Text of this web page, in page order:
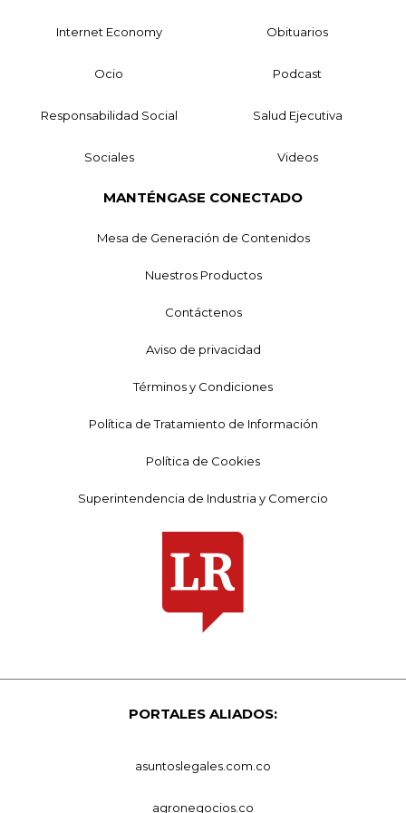
Internet Economy Obituarios
Ocio Podcast
Responsabilidad Social Salud Ejecutiva
Sociales Videos
MANTÉNGASE CONECTADO
Mesa de Generación de Contenidos
Nuestros Productos
Contáctenos
Aviso de privacidad
Términos y Condiciones
Política de Tratamiento de Información
Política de Cookies
Superintendencia de Industria y Comercio
PORTALES ALIADOS:
asuntoslegales.com.co
agronegocios.co